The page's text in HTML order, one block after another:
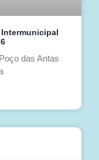
das Antas